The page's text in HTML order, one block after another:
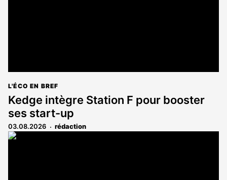
L'ÉCO EN BREF
Kedge intègre Station F pour booster
ses start-up
03.08.2026 rédaction